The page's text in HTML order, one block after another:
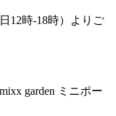
12時-18時）よりご
garden ミニポー